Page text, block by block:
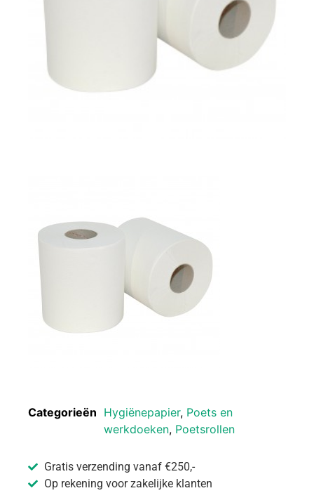
Categorieën Hygiënepapier, Poets en
werkdoeken, Poetsrollen
Gratis verzending vanaf €250,-
Op rekening voor zakelijke klanten